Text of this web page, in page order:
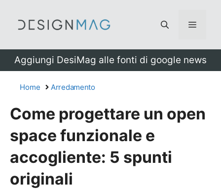
Menu
Aggiungi DesiMag alle fonti di google news
Home Arredamento
Come progettare un open
space funzionale e
accogliente: 5 spunti
originali